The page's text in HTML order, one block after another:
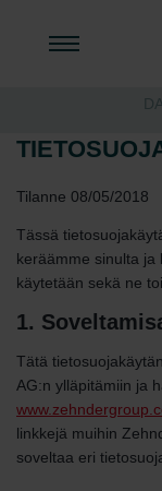
Tilanne 08/05/2018
Tässä
keräämme sinulta ja
käytetään sekä ne
1.
Tätä
AG:n ylläpitämiin ja
linkkejä muihin
soveltaa eri